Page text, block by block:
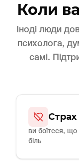
Коли
Іноді люди
психолога,
самі.
Страх
ви боїтеся, що
біль